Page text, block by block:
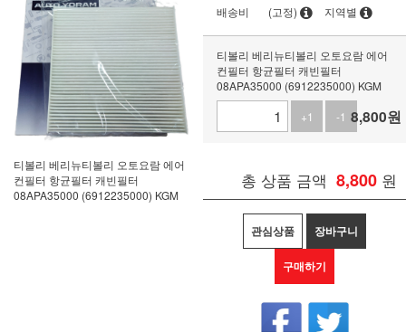
티볼리 베리뉴티볼리 오토요람 에어
컨필터 항균필터 캐빈필터
08APA35000 (6912235000) KGM
배송비
(고정) 지역별
티볼리 베리뉴티볼리 오토요람 에어
컨필터 항균필터 캐빈필터
08APA35000 (6912235000) KGM
+1
-1 8,800원
총 상품 금액 8,800 원
관심상품 장바구니
구매하기